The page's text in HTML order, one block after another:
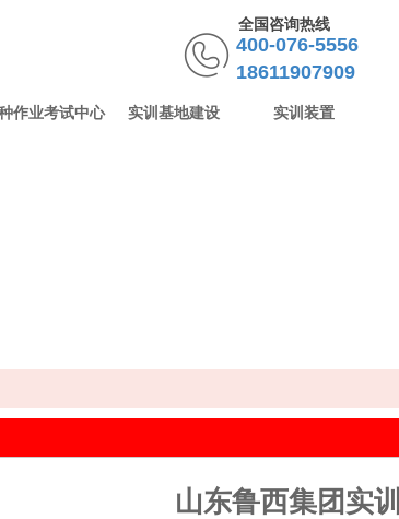
400-076-5556
18611907909
全国咨询热线
作业考试中心 实训基地建设 实训装置
山东鲁西集团实